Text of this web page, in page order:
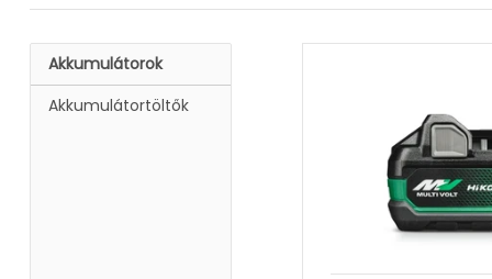
Akkumulátorok
Akkumulátortöltők